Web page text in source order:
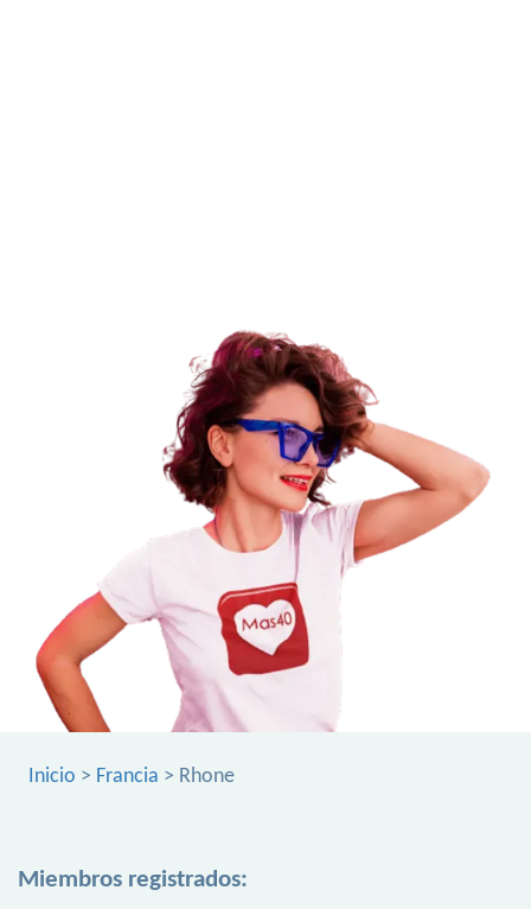
Inicio > Francia > Rhone
Miembros registrados: